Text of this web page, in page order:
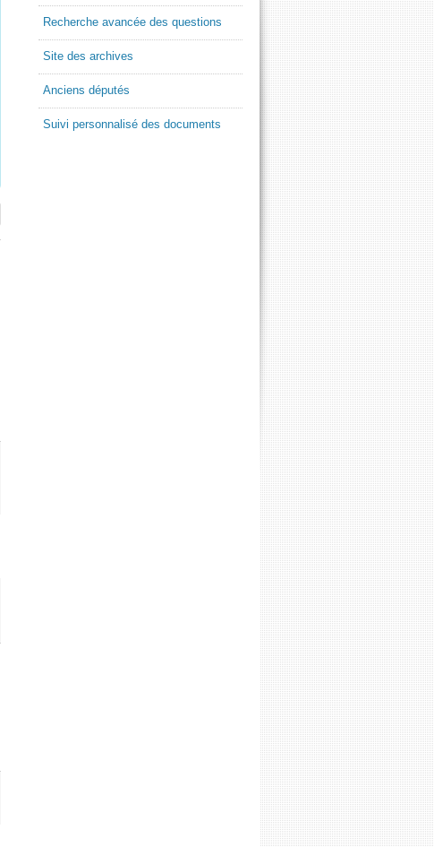
Recherche avancée des questions
Site des archives
Anciens députés
Suivi personnalisé des documents